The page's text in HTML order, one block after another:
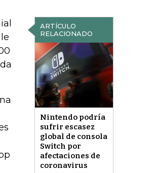
ARTÍCULO
RELACIONADO
Nintendo podría
sufrir escasez
global de consola
Switch por
afectaciones de
coronavirus